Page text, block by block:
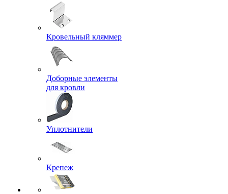
Кровельный кляммер
Доборные элементы
для кровли
Уплотнители
Крепеж